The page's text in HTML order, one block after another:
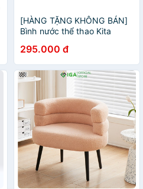
[HÀNG TẶNG KHÔNG BÁN]
Bình nước thể thao Kita
295.000 đ